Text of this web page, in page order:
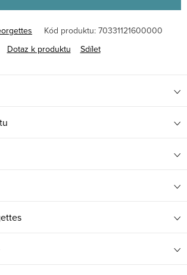
Kód produktu: 70331121600000
Dotaz k produktu
Sdílet